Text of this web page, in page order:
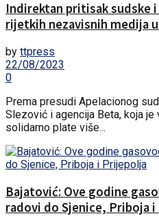
Indirektan pritisak sudske
rijetkih nezavisnih medija u
by ttpress
22/08/2023
0
Prema presudi Apelacionog
Slezović i agencija Beta, koja
solidarno plate više...
Bajatović: Ove godine
radovi do Sjenice, Priboja